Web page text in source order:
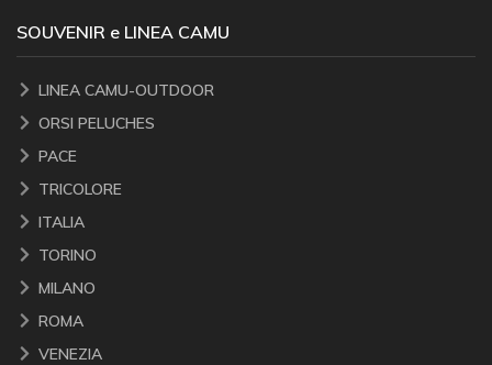
SOUVENIR e LINEA CAMU
LINEA CAMU-OUTDOOR
ORSI PELUCHES
PACE
TRICOLORE
ITALIA
TORINO
MILANO
ROMA
VENEZIA